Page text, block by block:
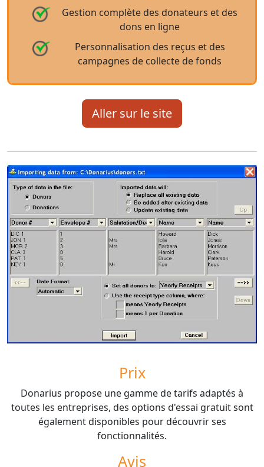
Gestion complète des donateurs et des
dons en ligne
Personnalisation des reçus et des
campagnes de collecte de fonds
Aller sur le site
Prix
Donarius propose une gamme de tarifs adaptés à
toutes les entreprises, des options d'essai gratuit sont
également disponibles pour découvrir ses
fonctionnalités.
Avis